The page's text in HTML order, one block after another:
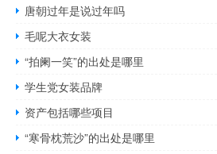
唐朝过年是说过年吗
毛呢大衣女装
“拍阑一笑”的出处是哪里
学生党女装品牌
资产包括哪些项目
“寒骨枕荒沙”的出处是哪里